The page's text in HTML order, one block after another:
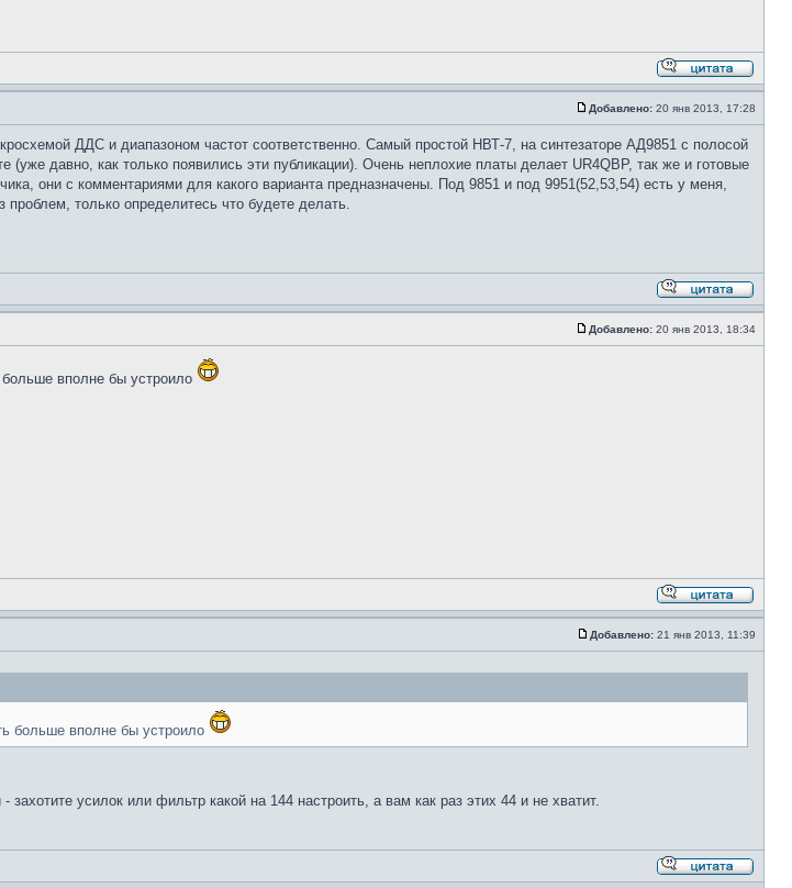
Добавлено: 20 янв 2013, 17:28
ДДС и диапазоном частот соответственно. Самый простой НВТ-7, на синтезаторе АД9851 с полосой
давно, как только появились эти публикации). Очень неплохие платы делает UR4QBP, так же и готовые
они с комментариями для какого варианта предназначены. Под 9851 и под 9951(52,53,54) есть у меня,
только определитесь что будете делать.
Добавлено: 20 янв 2013, 18:34
вполне бы устроило
Добавлено: 21 янв 2013, 11:39
больше вполне бы устроило
захотите усилок или фильтр какой на 144 настроить, а вам как раз этих 44 и не хватит.